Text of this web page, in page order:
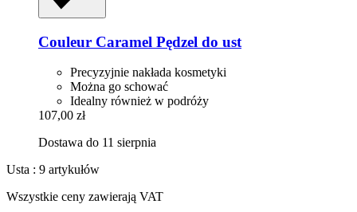
Couleur Caramel Pędzel do ust
Precyzyjnie nakłada kosmetyki
Można go schować
Idealny również w podróży
107,00 zł
Dostawa do 11 sierpnia
Usta : 9 artykułów
Wszystkie ceny zawierają VAT